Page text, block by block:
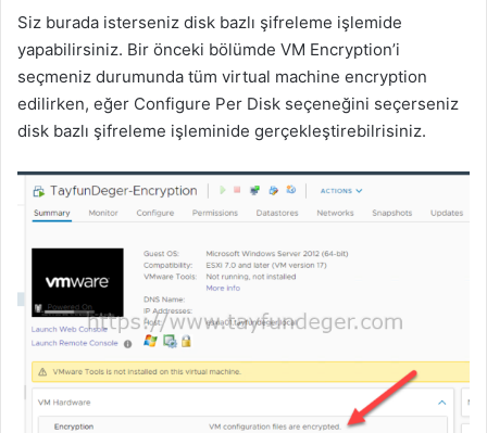
Siz burada isterseniz disk bazlı şifreleme işlemide
yapabilirsiniz. Bir önceki bölümde VM Encryption’i
seçmeniz durumunda tüm virtual machine encryption
edilirken, eğer Configure Per Disk seçeneğini seçerseniz
disk bazlı şifreleme işleminide gerçekleştirebilrisiniz.